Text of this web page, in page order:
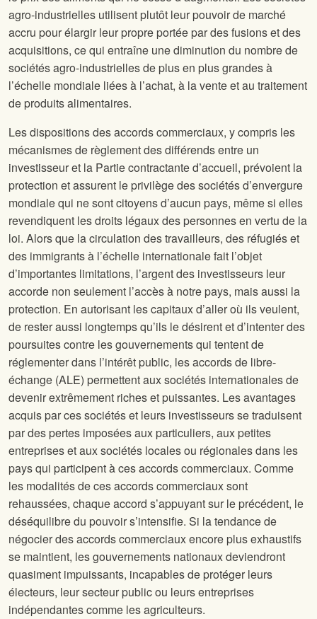
agro-industrielles utilisent plutôt leur pouvoir de marché
accru pour élargir leur propre portée par des fusions et des
acquisitions, ce qui entraîne une diminution du nombre de
sociétés agro-industrielles de plus en plus grandes à
l’échelle mondiale liées à l’achat, à la vente et au traitement
de produits alimentaires.
Les dispositions des accords commerciaux, y compris les
mécanismes de règlement des différends entre un
investisseur et la Partie contractante d’accueil, prévoient la
protection et assurent le privilège des sociétés d’envergure
mondiale qui ne sont citoyens d’aucun pays, même si elles
revendiquent les droits légaux des personnes en vertu de la
loi. Alors que la circulation des travailleurs, des réfugiés et
des immigrants à l’échelle internationale fait l’objet
d’importantes limitations, l’argent des investisseurs leur
accorde non seulement l’accès à notre pays, mais aussi la
protection. En autorisant les capitaux d’aller où ils veulent,
de rester aussi longtemps qu’ils le désirent et d’intenter des
poursuites contre les gouvernements qui tentent de
réglementer dans l’intérêt public, les accords de libre-
échange (ALE) permettent aux sociétés internationales de
devenir extrêmement riches et puissantes. Les avantages
acquis par ces sociétés et leurs investisseurs se traduisent
par des pertes imposées aux particuliers, aux petites
entreprises et aux sociétés locales ou régionales dans les
pays qui participent à ces accords commerciaux. Comme
les modalités de ces accords commerciaux sont
rehaussées, chaque accord s’appuyant sur le précédent, le
déséquilibre du pouvoir s’intensifie. Si la tendance de
négocier des accords commerciaux encore plus exhaustifs
se maintient, les gouvernements nationaux deviendront
quasiment impuissants, incapables de protéger leurs
électeurs, leur secteur public ou leurs entreprises
indépendantes comme les agriculteurs.